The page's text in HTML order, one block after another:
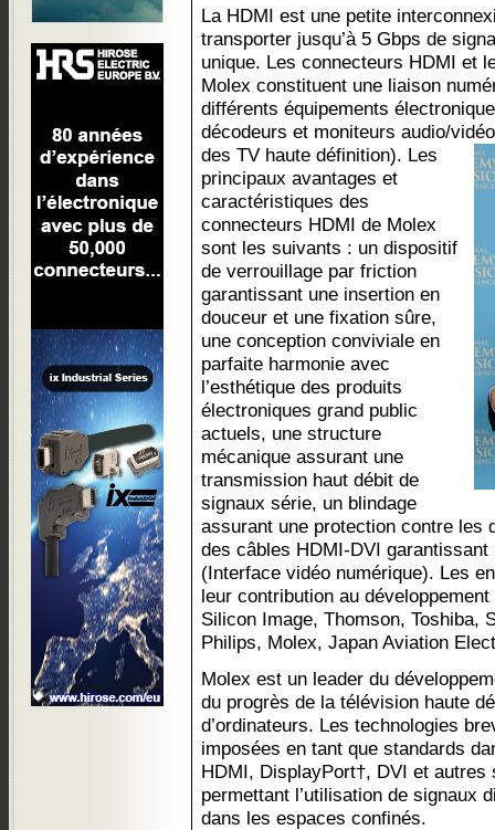
La HDMI est une petite
transporter jusqu’à 5 Gbps de
unique. Les connecteurs HDMI et
Molex constituent une liaison
différents équipements
décodeurs et moniteurs audio/
des TV haute définition). Les
principaux avantages et
caractéristiques des
connecteurs HDMI de Molex
sont les suivants : un dispositif
de verrouillage par friction
garantissant une insertion en
douceur et une fixation sûre,
une conception conviviale en
parfaite harmonie avec
l’esthétique des produits
électroniques grand public
actuels, une structure
mécanique assurant une
transmission haut débit de
signaux série, un blindage
assurant une protection contre les
des câbles HDMI-DVI
(Interface vidéo numérique). Les
leur contribution au
Silicon Image, Thomson, Toshiba,
Philips, Molex, Japan Aviation
Molex est un leader du
du progrès de la télévision haute
d’ordinateurs. Les technologies
imposées en tant que standards
HDMI, DisplayPort†, DVI et autres
permettant l’utilisation de signaux
dans les espaces confinés.